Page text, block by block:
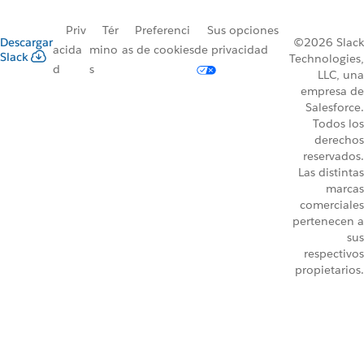
Descargar
Slack
Priv
acida
d
Tér
mino
s
Preferenci
as de cookies
Sus opciones
de privacidad
©2026 Slack
Technologies,
LLC, una
empresa de
Salesforce.
Todos los
derechos
reservados.
Las distintas
marcas
comerciales
pertenecen a
sus
respectivos
propietarios.